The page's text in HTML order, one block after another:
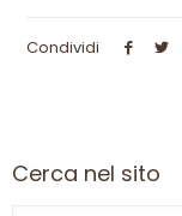
Condividi
Cerca nel sito